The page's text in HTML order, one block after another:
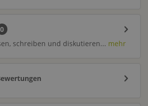
0
schreiben und diskutieren... mehr